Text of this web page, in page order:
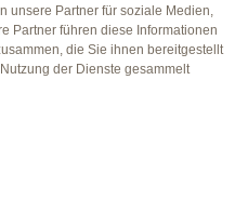
unsere Partner für soziale Medien,
Partner führen diese Informationen
die Sie ihnen bereitgestellt
der Dienste gesammelt